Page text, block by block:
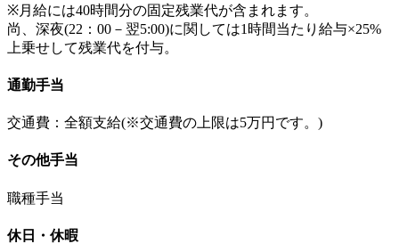
※月給には40時間分の固定残業代が含まれます。
尚、深夜(22：00－翌5:00)に関しては1時間当たり給与×25%
上乗せして残業代を付与。
通勤手当
交通費：全額支給(※交通費の上限は5万円です。)
その他手当
職種手当
休日・休暇